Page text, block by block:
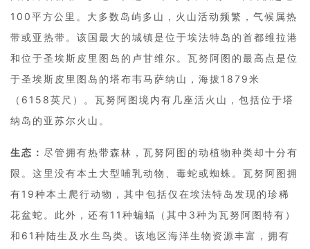
100平方公里。大多数岛屿多山，火山活动频繁，气候属热
带或亚热带。该国最大的城镇是位于埃法特岛的首都维拉港
和位于圣埃斯皮里图岛的卢甘维尔。瓦努阿图的最高点是位
于圣埃斯皮里图岛的塔布韦马萨纳山，海拔1879米
（6158英尺）。瓦努阿图境内有几座活火山，包括位于塔
纳岛的亚苏尔火山。
生态： 尽管拥有热带森林，瓦努阿图的动植物种类却十分有
限。这里没有本土大型哺乳动物、毒蛇或蜘蛛。瓦努阿图拥
有19种本土爬行动物，其中包括仅在埃法特岛发现的珍稀
花盆蛇。此外，还有11种蝙蝠（其中3种为瓦努阿图特有）
和61种陆生及水生鸟类。该地区海洋生物资源丰富，拥有